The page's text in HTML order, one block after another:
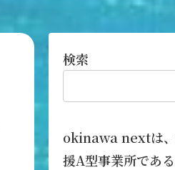
検索
okinawa nextは
援A型事業所であ